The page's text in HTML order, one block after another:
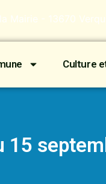
Mairie - 13670
Culture
15